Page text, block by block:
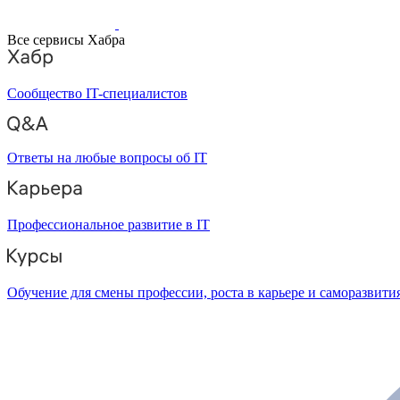
Все сервисы Хабра
Сообщество IT-специалистов
Ответы на любые вопросы об IT
Профессиональное развитие в IT
Обучение для смены профессии, роста в карьере и